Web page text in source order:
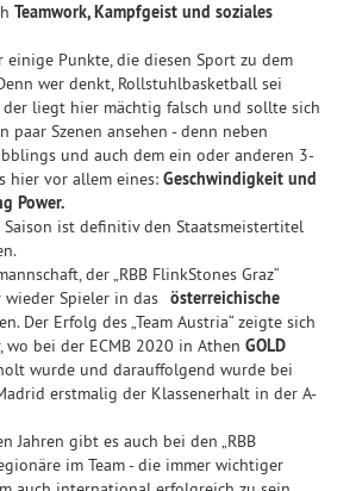
Teamwork, Kampfgeist und soziales
einige Punkte, die diesen Sport zu dem
wer denkt, Rollstuhlbasketball sei
liegt hier mächtig falsch und sollte sich
paar Szenen ansehen - denn neben
und auch dem ein oder anderen 3-
hier vor allem eines: Geschwindigkeit und
Power.
Saison ist definitiv den Staatsmeistertitel
der „RBB FlinkStones Graz“
wieder Spieler in das österreichische
Der Erfolg des „Team Austria“ zeigte sich
wo bei der ECMB 2020 in Athen GOLD
wurde und darauffolgend wurde bei
erstmalig der Klassenerhalt in der A-
Jahren gibt es auch bei den „RBB
im Team - die immer wichtiger